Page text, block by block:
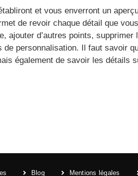
et vous enverront un
de revoir chaque détail que
ajouter d’autres points, supprimer
de personnalisation. Il faut savoir
également de savoir les détails
Blog Mentions légales